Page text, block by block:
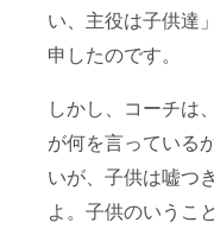
い、主役は子供達
申したのです。
しかし、コーチは
が何を言っている
いが、子供は嘘つ
よ。子供のいうこ